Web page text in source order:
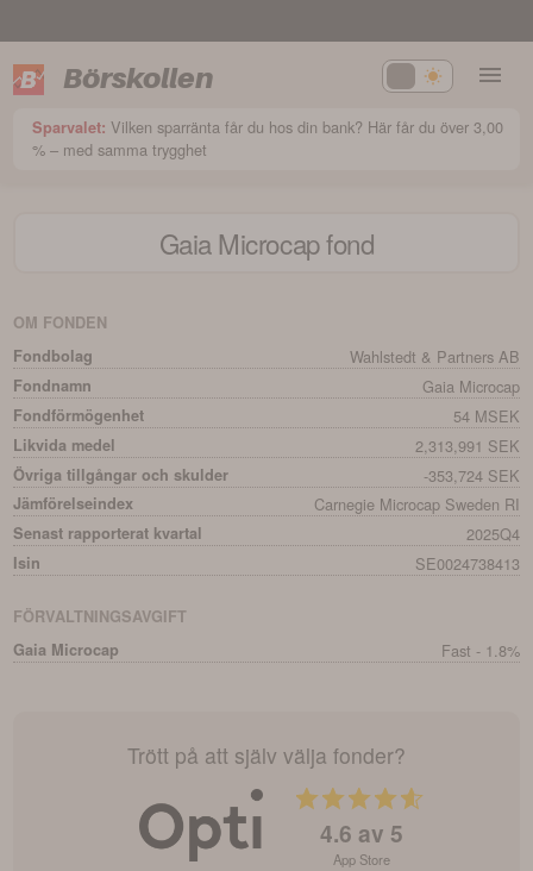
Börskollen
Sparvalet: Vilken sparränta får du hos din bank? Här får du över 3,00
% – med samma trygghet
Gaia Microcapfond
OM FONDEN
Fondbolag
Wahlstedt & Partners AB
Fondnamn Gaia Microcap
Fondförmögenhet 54 MSEK
Likvida medel 2,313,991 SEK
Övriga tillgångar och skulder -353,724 SEK
Jämförelseindex Carnegie Microcap Sweden RI
Senast rapporterat kvartal 2025Q4
Isin SE0024738413
FÖRVALTNINGSAVGIFT
Gaia Microcap
Fast - 1.8%
Trött på att själv välja fonder?
4.6 av 5
App Store